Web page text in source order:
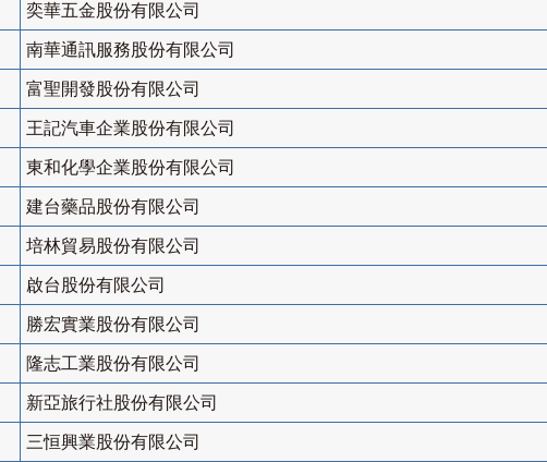
奕華五金股份有限公司
南華通訊服務股份有限公司
富聖開發股份有限公司
王記汽車企業股份有限公司
東和化學企業股份有限公司
建台藥品股份有限公司
培林貿易股份有限公司
啟台股份有限公司
勝宏實業股份有限公司
隆志工業股份有限公司
新亞旅行社股份有限公司
三恒興業股份有限公司